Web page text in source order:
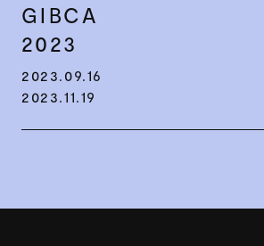
GIBCA
2023
2023.09.16
2023.11.19